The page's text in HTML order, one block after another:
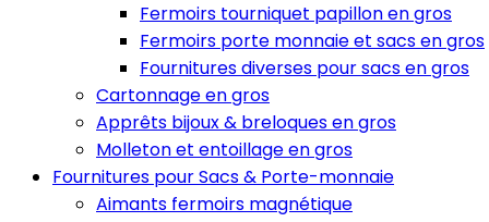
Fermoirs tourniquet papillon en gros
Fermoirs porte monnaie et sacs en gros
Fournitures diverses pour sacs en gros
Cartonnage en gros
Apprêts bijoux & breloques en gros
Molleton et entoillage en gros
Fournitures pour Sacs & Porte-monnaie
Aimants fermoirs magnétique